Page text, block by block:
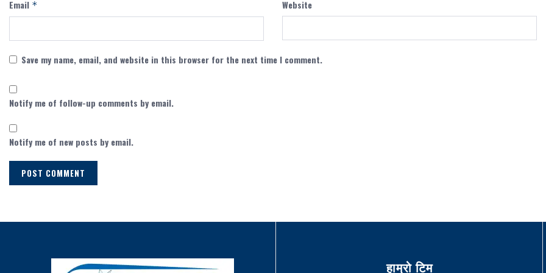
Email * Website
Save my name, email, and website in this browser for the next time I comment.
Notify me of follow-up comments by email.
Notify me of new posts by email.
हाम्रो टिम